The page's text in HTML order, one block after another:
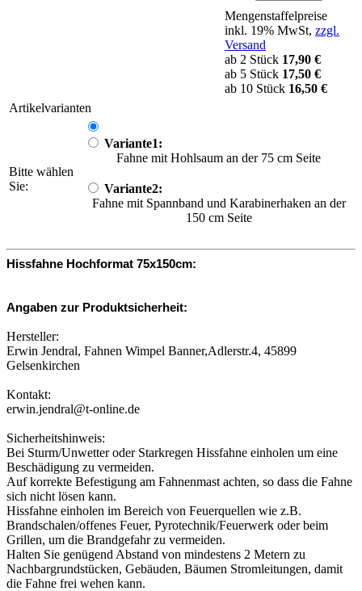
Mengenstaffelpreise
inkl. 19% MwSt, zzgl.
Versand
ab 2 Stück 17,90 €
ab 5 Stück 17,50 €
ab 10 Stück 16,50 €
Artikelvarianten
Bitte wählen
Sie:
Variante1:
Fahne mit Hohlsaum an der 75 cm Seite
Variante2:
Fahne mit Spannband und Karabinerhaken an der
150 cm Seite
Hissfahne Hochformat 75x150cm:
Angaben zur Produktsicherheit:
Hersteller:
Erwin Jendral, Fahnen Wimpel Banner,Adlerstr.4, 45899
Gelsenkirchen
Kontakt:
erwin.jendral@t-online.de
Sicherheitshinweis:
Bei Sturm/Unwetter oder Starkregen Hissfahne einholen um eine
Beschädigung zu vermeiden.
Auf korrekte Befestigung am Fahnenmast achten, so dass die Fahne
sich nicht lösen kann.
Hissfahne einholen im Bereich von Feuerquellen wie z.B.
Brandschalen/offenes Feuer, Pyrotechnik/Feuerwerk oder beim
Grillen, um die Brandgefahr zu vermeiden.
Halten Sie genügend Abstand von mindestens 2 Metern zu
Nachbargrundstücken, Gebäuden, Bäumen Stromleitungen, damit
die Fahne frei wehen kann.